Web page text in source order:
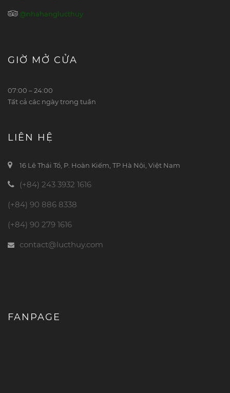
@nhahanglucthuy
GIỜ MỞ CỬA
07:00 – 24:00
Tất cả các ngày trong tuần
LIÊN HỆ
16 Lê Thái Tổ, P. Hoàn Kiếm, TP Hà Nội, Việt Nam
(+84) 243 3932 1616
(+84) 90 886 8338
(+84) 90 279 1616
contact@lucthuy.com
FANPAGE